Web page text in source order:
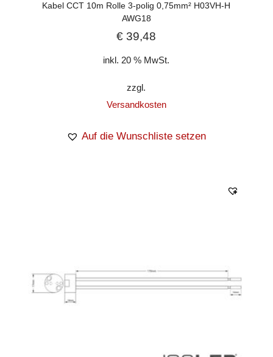
Kabel CCT 10m Rolle 3-polig 0,75mm² H03VH-H
AWG18
€ 39,48
inkl. 20 % MwSt.
zzgl.
Versandkosten
Auf die Wunschliste setzen